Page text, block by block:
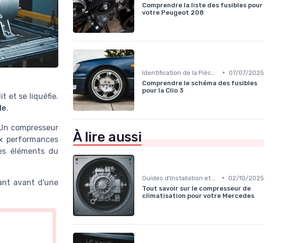
et se liquéfie.
.
compresseur
performances
éléments du
avant d'une
Comprendre la liste des fusibles pour
votre Peugeot 208
• 07/07/2025
Comprendre le schéma des fusibles
pour la Clio 3
À lire aussi
• 02/10/2025
Tout savoir sur le compresseur de
climatisation pour votre Mercedes